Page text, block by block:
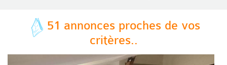
51 annonces proches de vos
critères..